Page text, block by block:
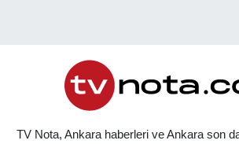
TV Nota, Ankara haberleri ve Ankara son